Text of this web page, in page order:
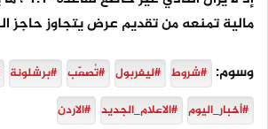
مالية تمنعه من تقديم عرض يتجاوز حاجز الـ60 مليون
وسوم: #شروط #ليفربول #تُصعّب #برشلونة
#أخبار_اليوم #الاعلام_الجديد #الاردن